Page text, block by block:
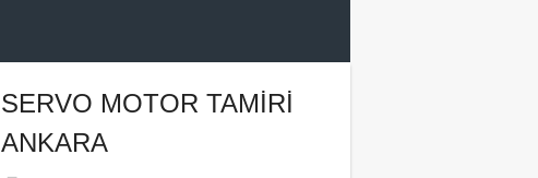
SERVO MOTOR TAMIRI
ANKARA